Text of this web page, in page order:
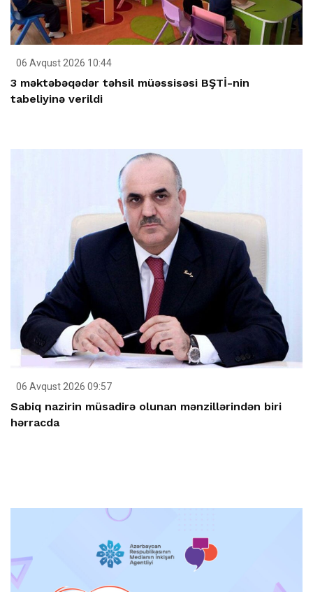
06 Avqust 2026 10:44
3 məktəbəqədər təhsil müəssisəsi BŞTİ-nin
tabeliyinə verildi
06 Avqust 2026 09:57
Sabiq nazirin müsadirə olunan mənzillərindən biri
hərracda